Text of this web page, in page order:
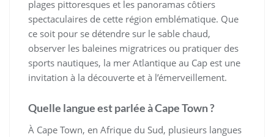
plages pittoresques et les panoramas côtiers
spectaculaires de cette région emblématique. Que
ce soit pour se détendre sur le sable chaud,
observer les baleines migratrices ou pratiquer des
sports nautiques, la mer Atlantique au Cap est une
invitation à la découverte et à l’émerveillement.
Quelle langue est parlée à Cape Town ?
À Cape Town, en Afrique du Sud, plusieurs langues